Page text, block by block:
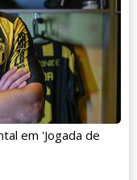
em 'Jogada de